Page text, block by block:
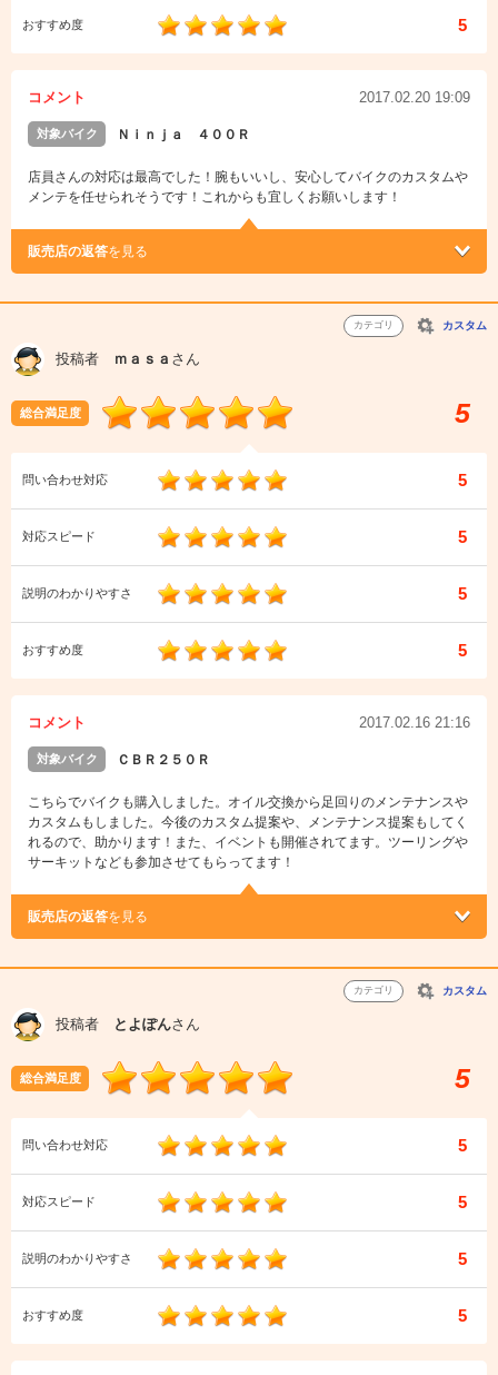
おすすめ度 5
コメント 2017.02.20 19:09
対象バイク Ｎｉｎｊａ ４００Ｒ
店員さんの対応は最高でした！腕もいいし、安心してバイクのカスタムや
メンテを任せられそうです！これからも宜しくお願いします！
販売店の返答を見る
カテゴリ カスタム
投稿者 ｍａｓａ さん
総合満足度 5
問い合わせ対応 5
対応スピード 5
説明のわかりやすさ 5
おすすめ度 5
コメント 2017.02.16 21:16
対象バイク ＣＢＲ２５０Ｒ
こちらでバイクも購入しました。オイル交換から足回りのメンテナンスや
カスタムもしました。今後のカスタム提案や、メンテナンス提案もしてく
れるので、助かります！また、イベントも開催されてます。ツーリングや
サーキットなども参加させてもらってます！
販売店の返答を見る
カテゴリ カスタム
投稿者 とよぽんさん
総合満足度 5
問い合わせ対応 5
対応スピード 5
説明のわかりやすさ 5
おすすめ度 5